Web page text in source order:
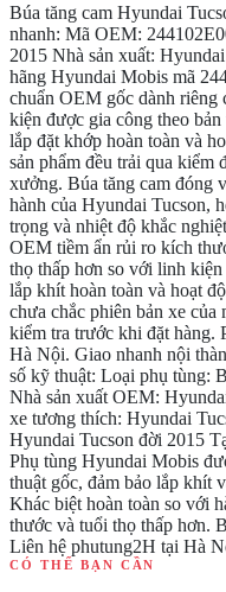
Búa tăng cam Hyundai
nhanh: Mã OEM:
2015 Nhà sản xuất:
hãng Hyundai Mobis mã
chuẩn OEM gốc dành
kiện được gia công theo
lắp đặt khớp hoàn toàn và
sản phẩm đều trải qua
xưởng. Búa tăng cam đóng
hành của Hyundai Tucson,
trọng và nhiệt độ khắc
OEM tiềm ẩn rủi ro kích
thọ thấp hơn so với linh
lắp khít hoàn toàn và hoạt
chưa chắc phiên bản xe
kiểm tra trước khi đặt hàng.
Hà Nội. Giao nhanh nội
số kỹ thuật: Loại phụ tùng:
Nhà sản xuất OEM:
xe tương thích: Hyundai
Hyundai Tucson đời 2015
Phụ tùng Hyundai Mobis
thuật gốc, đảm bảo lắp khít
Khác biệt hoàn toàn so với
thước và tuổi thọ thấp hơn.
Liên hệ phutung2H tại Hà
CÓ THỂ BẠN CẦN